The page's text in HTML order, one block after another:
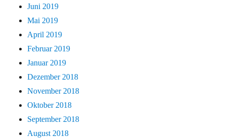
Juni 2019
Mai 2019
April 2019
Februar 2019
Januar 2019
Dezember 2018
November 2018
Oktober 2018
September 2018
August 2018